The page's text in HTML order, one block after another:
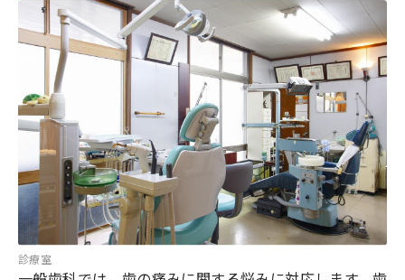
診療室